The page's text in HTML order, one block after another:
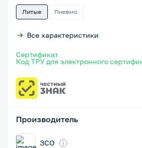
Литые Пневмо
Все характеристики
Сертификат
Код ТРУ для электронного
Производитель
ЗСО i